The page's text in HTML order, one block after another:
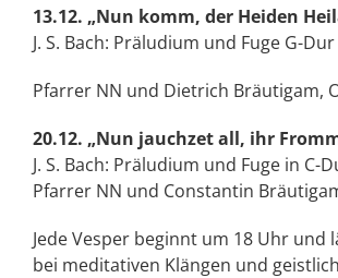
13.12. „Nun komm, der Heiden
J. S. Bach: Präludium und Fuge G-Dur
Pfarrer NN und Dietrich Bräutigam,
20.12. „Nun jauchzet all, ihr
J. S. Bach: Präludium und Fuge in C-
Pfarrer NN und Constantin
Jede Vesper beginnt um 18 Uhr und
bei meditativen Klängen und